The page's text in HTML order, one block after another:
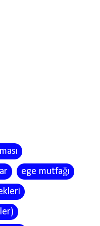
ege mutfağı